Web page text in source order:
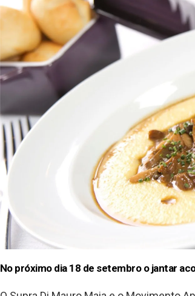
No próximo dia 18 de setembro o jantar